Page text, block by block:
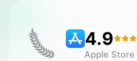
4.9
Apple Store